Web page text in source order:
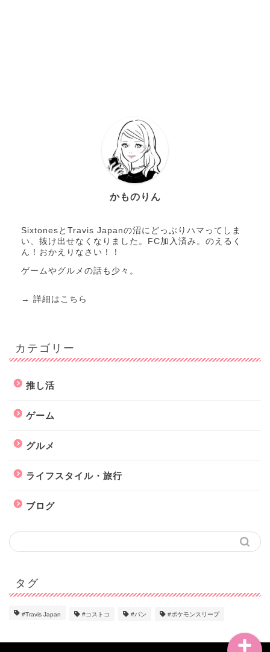
かものりん
SixtonesとTravis Japanの沼にどっぶりハマってしま
い、抜け出せなくなりました。FC加入済み。のえるく
ん！おかえりなさい！！
ゲームやグルメの話も少々。
→ 詳細はこちら
カテゴリー
推し活
ゲーム
グルメ
ライフスタイル・旅行
ブログ
タグ
#Travis Japan #コストコ #パン #ポケモンスリープ
ライフスタイル・旅行